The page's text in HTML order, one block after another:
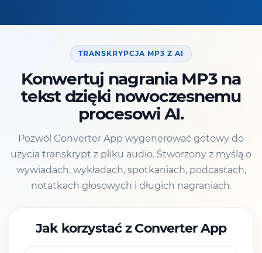
TRANSKRYPCJA MP3 Z AI
Konwertuj nagrania MP3 na
tekst dzięki nowoczesnemu
procesowi AI.
Pozwól Converter App wygenerować gotowy do
użycia transkrypt z pliku audio. Stworzony z myślą o
wywiadach, wykładach, spotkaniach, podcastach,
notatkach głosowych i długich nagraniach.
Jak korzystać z Converter App